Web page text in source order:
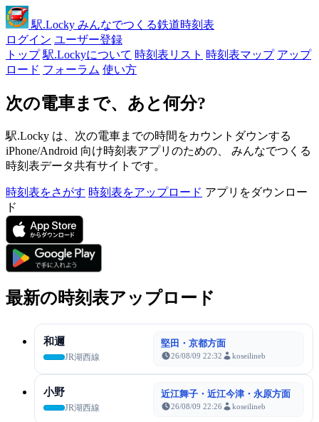
駅.Locky みんなでつくる鉄道時刻表
ログイン ユーザー登録
トップ 駅.Lockyについて 時刻表リスト 時刻表マップ アップ
ロード フォーラム 使い方
次の電車まで、あと何分?
駅.Locky は、次の電車までの時間をカウントダウンする
iPhone/Android 向け時刻表アプリのための、 みんなでつくる
時刻表データ共有サイトです。
時刻表をさがす 時刻表をアップロード アプリをダウンロー
ド
最新の時刻表アップロード
和邇
JR湖西線
堅田・京都方面
26/08/09 22:32 koseilineb
小野
JR湖西線
近江舞子・近江今津・永原方面
26/08/09 22:26 koseilineb